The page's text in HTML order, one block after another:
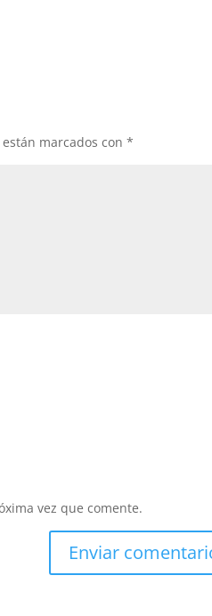
están marcados con*
vez que comente.